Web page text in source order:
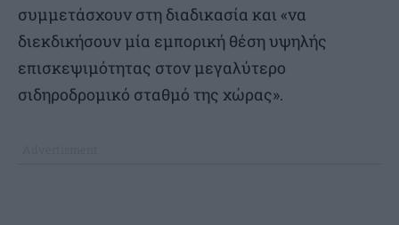
συμμετάσχουν στη διαδικασία και «να
διεκδικήσουν μία εμπορική θέση υψηλής
επισκεψιμότητας στον μεγαλύτερο
σιδηροδρομικό σταθμό της χώρας».